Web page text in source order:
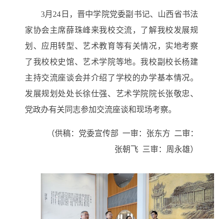
3月 24 日 ， 晋中学院党委副书记、山西省书法
家协会主席薛珠峰来我校交流，了解我校发展规
划、应用转型、艺术教育等有关情况，实地考察
了我校校史馆、艺术学院等地。我校副校长杨建
主持交流座谈会并介绍了学校的办学基本情况。
发展规划处处长徐仕强、艺术学院院长张敬忠、
党政办有关同志参加交流座谈和现场考察。
（供稿：党委宣传部 一审：张东方 二审：
张朝飞 三审：周永雄）